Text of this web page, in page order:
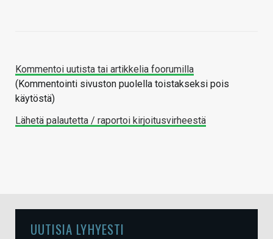
Kommentoi uutista tai artikkelia foorumilla
(Kommentointi sivuston puolella toistakseksi pois
käytöstä)
Lähetä palautetta / raportoi kirjoitusvirheestä
UUTISIA LYHYESTI